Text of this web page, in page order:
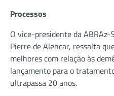
Processos
O vice-presidente da ABRAz-
Pierre de Alencar, ressalta
melhores com relação às
lançamento para o
ultrapassa 20 anos.